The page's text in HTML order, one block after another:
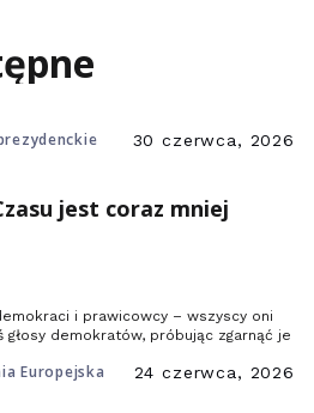
30 czerwca, 2026
jest coraz mniej
i prawicowcy – wszyscy oni
demokratów, próbując zgarnąć je
Europejska 24 czerwca, 2026